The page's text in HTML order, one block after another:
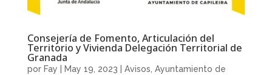
Consejería de Fomento, Articulación del
Territorio y Vivienda Delegación Territorial de
Granada
por Fay May 19, 2023 Avisos, Ayuntamiento de